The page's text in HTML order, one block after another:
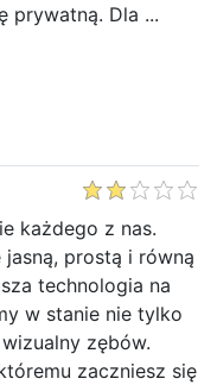
prywatną. Dla ...
każdego z nas.
prostą i równą
technologia na
w stanie nie tylko
zębów.
zaczniesz się